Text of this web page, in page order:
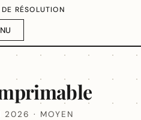
RÉSOLUTION
2026 · MOYEN